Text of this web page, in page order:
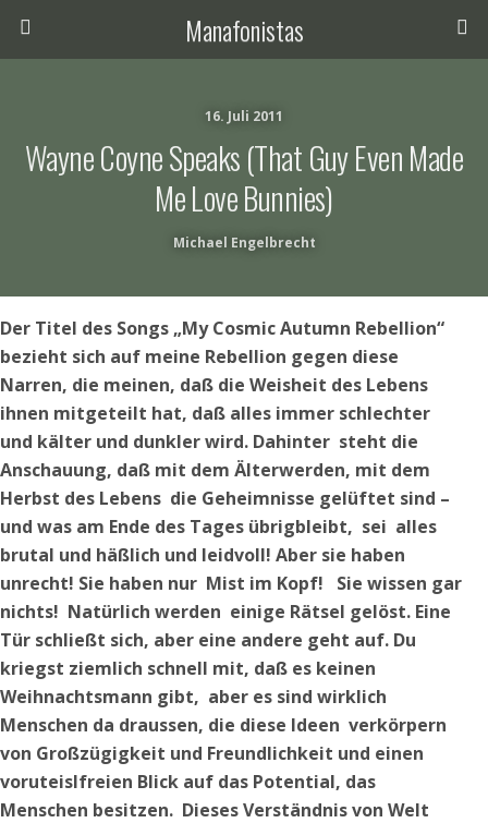
Manafonistas
16. Juli 2011
Wayne Coyne Speaks (that Guy Even Made
Me Love Bunnies)
Michael Engelbrecht
Der Titel des Songs „My Cosmic Autumn Rebellion“
bezieht sich auf meine Rebellion gegen diese
Narren, die meinen, daß die Weisheit des Lebens
ihnen mitgeteilt hat, daß alles immer schlechter
und kälter und dunkler wird. Dahinter steht die
Anschauung, daß mit dem Älterwerden, mit dem
Herbst des Lebens die Geheimnisse gelüftet sind –
und was am Ende des Tages übrigbleibt, sei alles
brutal und häßlich und leidvoll! Aber sie haben
unrecht! Sie haben nur Mist im Kopf! Sie wissen gar
nichts! Natürlich werden einige Rätsel gelöst. Eine
Tür schließt sich, aber eine andere geht auf. Du
kriegst ziemlich schnell mit, daß es keinen
Weihnachtsmann gibt, aber es sind wirklich
Menschen da draussen, die diese Ideen verkörpern
von Großzügigkeit und Freundlichkeit und einen
voruteislfreien Blick auf das Potential, das
Menschen besitzen. Dieses Verständnis von Welt